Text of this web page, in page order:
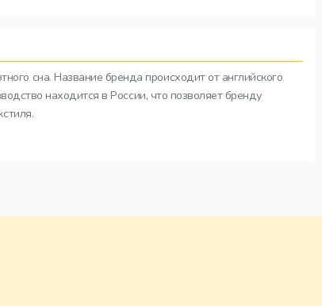
сна. Название бренда происходит от английского
находится в России, что позволяет бренду